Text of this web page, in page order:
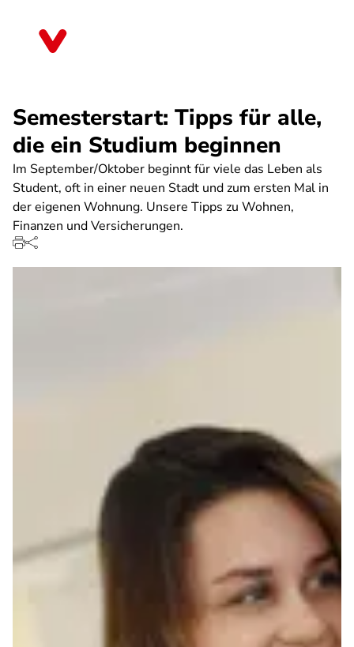
Semesterstart: Tipps für alle,
die ein Studium beginnen
Im September/Oktober beginnt für viele das Leben als
Student, oft in einer neuen Stadt und zum ersten Mal in
der eigenen Wohnung. Unsere Tipps zu Wohnen,
Finanzen und Versicherungen.